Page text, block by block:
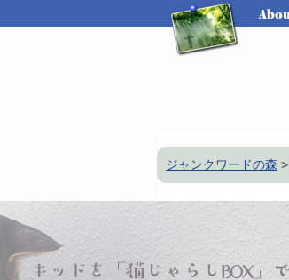
ジャンクワードの森 >